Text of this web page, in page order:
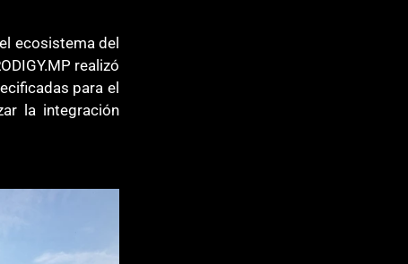
ecosistema del
realizó
para el
la integración